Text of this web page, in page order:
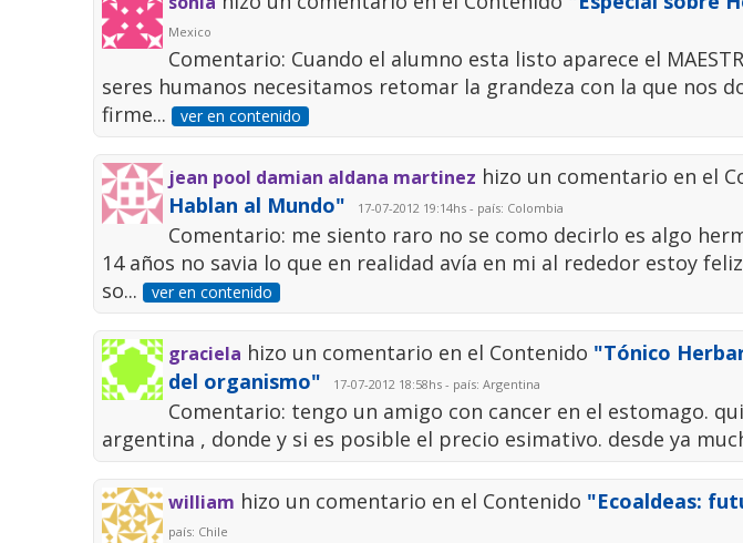
Mexico
Comentario: Cuando el alumno esta listo aparece el
seres humanos necesitamos retomar la grandeza con la que nos
firme... ver en contenido
jean pool damian aldana martinez hizo un comentario en el
Hablan al Mundo"
17-07-2012 19:14hs - país: Colombia
Comentario: me siento raro no se como decirlo es algo
14 años no savia lo que en realidad avía en mi al rededor estoy
so... ver en contenido
graciela hizo un comentario en el Contenido "Tónico
del organismo"
17-07-2012 18:58hs - país: Argentina
Comentario: tengo un amigo con cancer en el estomago.
argentina , donde y si es posible el precio esimativo. desde ya
william hizo un comentario en el Contenido "Ecoaldeas:
país: Chile